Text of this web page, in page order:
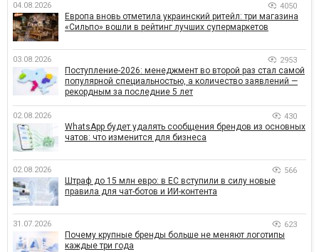
04.08.2026 4050
Европа вновь отметила украинский ритейл: три магазина
«Сильпо» вошли в рейтинг лучших супермаркетов
03.08.2026 2953
Поступление-2026: менеджмент во второй раз стал самой
популярной специальностью, а количество заявлений —
рекордным за последние 5 лет
02.08.2026 430
WhatsApp будет удалять сообщения брендов из основных
чатов: что изменится для бизнеса
02.08.2026 566
Штраф до 15 млн евро: в ЕС вступили в силу новые
правила для чат-ботов и ИИ-контента
31.07.2026 623
Почему крупные бренды больше не меняют логотипы
каждые три года